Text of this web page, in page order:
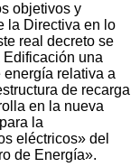
objetivos y
la Directiva en lo
real decreto se
una
relativa a
de recarga
en la nueva
la
eléctricos» del
de Energía».